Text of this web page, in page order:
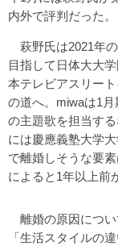
内外で評判だった。
萩野氏は2021年
目指して日体大大
本テレビアスリー
の道へ。miwaは1月
の主題歌を担当す
には慶應義塾大学
で離婚しそうな要
によると1年以上前
離婚の原因につい
「生活スタイルの